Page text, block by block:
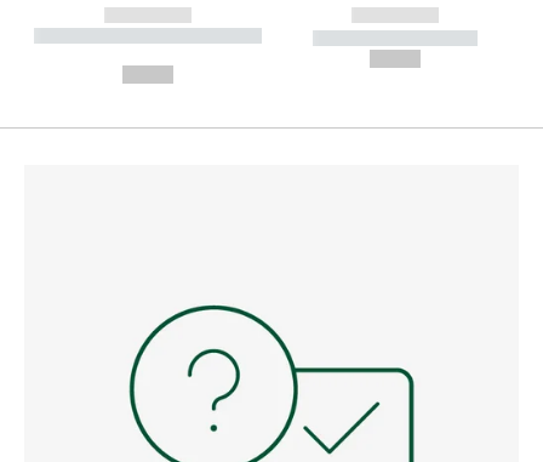
------------
----------- ----------- --------
------------
----------- -----------